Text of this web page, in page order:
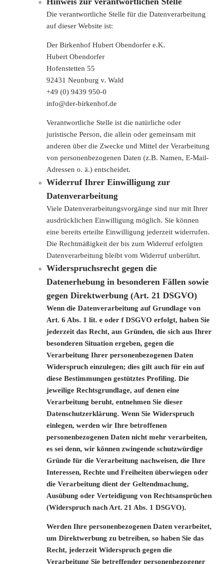
Die verantwortliche Stelle für die Datenverarbeitung
auf dieser Website ist:
Der Birkenhof Hubert Obendorfer e.K.
Hubert Obendorfer
Hofenstetten 55
92431 Neunburg v. Wald
+49 (0) 9439 950-0
info@der-birkenhof.de
Verantwortliche Stelle ist die natürliche oder
juristische Person, die allein oder gemeinsam mit
anderen über die Zwecke und Mittel der Verarbeitung
von personenbezogenen Daten (z.B. Namen, E-Mail-
Adressen o. ä.) entscheidet.
Widerruf Ihrer Einwilligung zur
Datenverarbeitung
Viele Datenverarbeitungsvorgänge sind nur mit Ihrer
ausdrücklichen Einwilligung möglich. Sie können
eine bereits erteilte Einwilligung jederzeit widerrufen.
Die Rechtmäßigkeit der bis zum Widerruf erfolgten
Datenverarbeitung bleibt vom Widerruf unberührt.
Widerspruchsrecht gegen die
Datenerhebung in besonderen Fällen sowie
gegen Direktwerbung (Art. 21 DSGVO)
Wenn die Datenverarbeitung auf Grundlage von
Art. 6 Abs. 1 lit. e oder f DSGVO erfolgt, haben Sie
jederzeit das Recht, aus Gründen, die sich aus Ihrer
besonderen Situation ergeben, gegen die
Verarbeitung Ihrer personenbezogenen Daten
Widerspruch einzulegen; dies gilt auch für ein auf
diese Bestimmungen gestütztes Profiling. Die
jeweilige Rechtsgrundlage, auf denen eine
Verarbeitung beruht, entnehmen Sie dieser
Datenschutzerklärung. Wenn Sie Widerspruch
einlegen, werden wir Ihre betroffenen
personenbezogenen Daten nicht mehr verarbeiten,
es sei denn, wir können zwingende schutzwürdige
Gründe für die Verarbeitung nachweisen, die Ihre
Interessen, Rechte und Freiheiten überwiegen oder
die Verarbeitung dient der Geltendmachung,
Ausübung oder Verteidigung von Rechtsansprüchen
(Widerspruch nach Art. 21 Abs. 1 DSGVO).
Werden Ihre personenbezogenen Daten verarbeitet,
um Direktwerbung zu betreiben, so haben Sie das
Recht, jederzeit Widerspruch gegen die
Verarbeitung Sie betreffender personenbezogener